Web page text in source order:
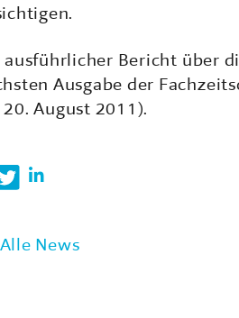
ausführlicher Bericht über
Ausgabe der
20. August 2011).
Alle News